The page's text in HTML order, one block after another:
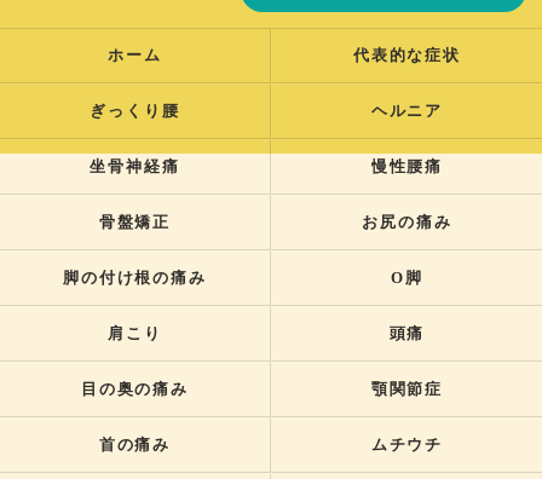
ホーム 代表的な症状
ぎっくり腰 ヘルニア
坐骨神経痛 慢性腰痛
骨盤矯正 お尻の痛み
脚の付け根の痛み O脚
肩こり 頭痛
目の奥の痛み 顎関節症
首の痛み ムチウチ